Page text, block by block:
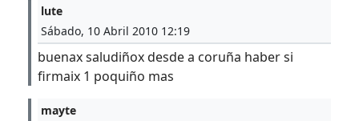
lute
Sábado, 10 Abril 2010 12:19
buenax saludiñox desde a coruña haber si
firmaix 1 poquiño mas
mayte